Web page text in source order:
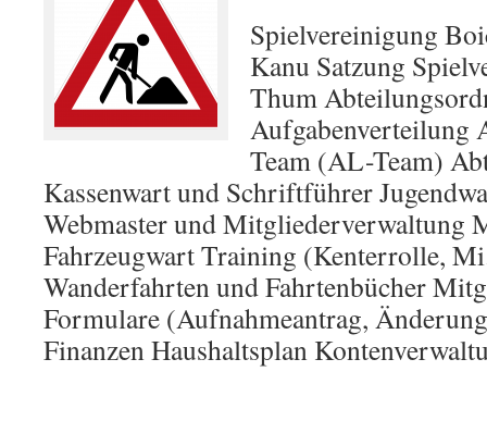
Spielvereinigung
Kanu Satzung
Thum
Aufgabenverteilung
Team (AL-Team)
Kassenwart und Schriftführer
Webmaster und Mitgliederverwaltung
Fahrzeugwart Training (Kenterrolle,
Wanderfahrten und Fahrtenbücher
Formulare (Aufnahmeantrag,
Finanzen Haushaltsplan